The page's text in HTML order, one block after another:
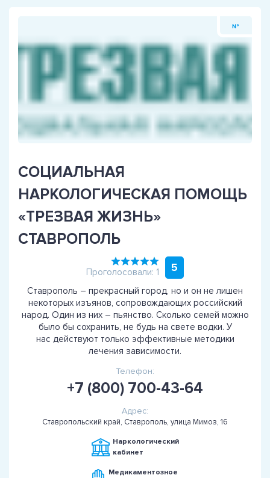
№
СОЦИАЛЬНАЯ
НАРКОЛОГИЧЕСКАЯ ПОМОЩЬ
«ТРЕЗВАЯ ЖИЗНЬ»
СТАВРОПОЛЬ
Проголосовали: 1 5
Ставрополь – прекрасный город, но и он не лишен
некоторых изъянов, сопровождающих российский
народ. Один из них – пьянство. Сколько семей можно
было бы сохранить, не будь на свете водки. У
нас действуют только эффективные методики
лечения зависимости.
Телефон:
+7 (800) 700-43-64
Адрес:
Ставропольский край, Ставрополь, улица Мимоз, 16
Наркологический
кабинет
Медикаментозное